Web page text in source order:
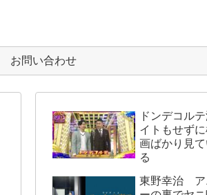
お問い合わせ
ドンデコル
イトもせず
画ばかり見
る
東野幸治 ア